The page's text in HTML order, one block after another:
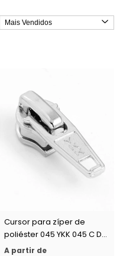
Cursor para zíper de
poliéster 045 YKK 045 C DA
c/ 1 un
A partir de